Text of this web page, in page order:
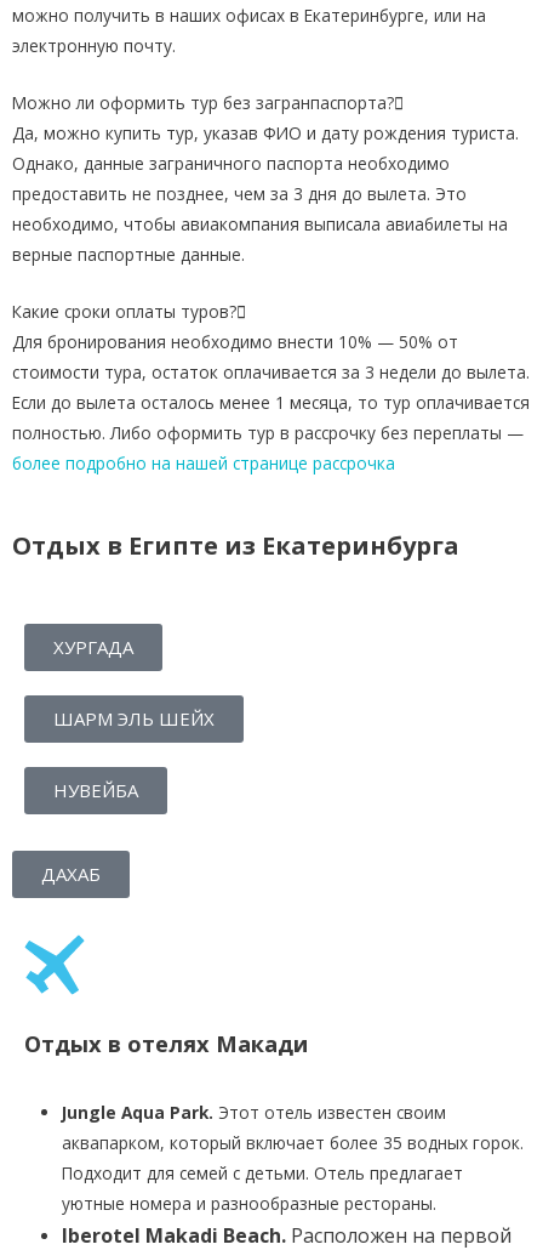
можно получить в наших офисах в Екатеринбурге, или на
электронную почту.
Можно ли оформить тур без загранпаспорта?
Да, можно купить тур, указав ФИО и дату рождения туриста.
Однако, данные заграничного паспорта необходимо
предоставить не позднее, чем за 3 дня до вылета. Это
необходимо, чтобы авиакомпания выписала авиабилеты на
верные паспортные данные.
Какие сроки оплаты туров?
Для бронирования необходимо внести 10% — 50% от
стоимости тура, остаток оплачивается за 3 недели до вылета.
Если до вылета осталось менее 1 месяца, то тур оплачивается
полностью. Либо оформить тур в рассрочку без переплаты —
более подробно на нашей странице рассрочка
Отдых в Египте из Екатеринбурга
ХУРГАДА
ШАРМ ЭЛЬ ШЕЙХ
НУВЕЙБА
ДАХАБ
Отдых в отелях Макади
Jungle Aqua Park. Этот отель известен своим
аквапарком, который включает более 35 водных горок.
Подходит для семей с детьми. Отель предлагает
уютные номера и разнообразные рестораны.
Iberotel Makadi Beach. Расположен на первой